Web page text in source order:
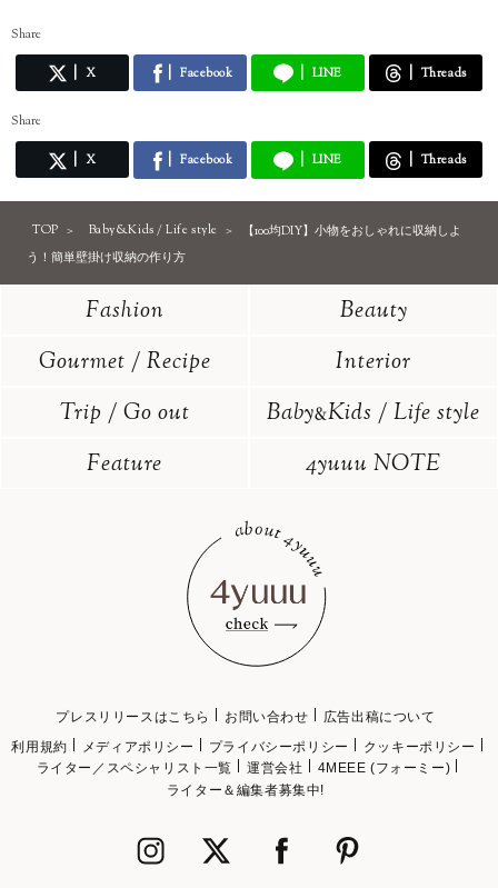
Share
X Facebook LINE Threads
Share
X Facebook LINE Threads
TOP Baby&Kids / Life style
【100均DIY】小物をおしゃれに収納しよ
う！簡単壁掛け収納の作り方
Fashion
Beauty
Gourmet / Recipe
Interior
Trip / Go out
Baby&Kids / Life style
Feature
4yuuu NOTE
プレスリリースはこちら お問い合わせ
広告出稿について
利用規約
メディアポリシー プライバシーポリシー
クッキーポリシー
ライター／スペシャリスト一覧
運営会社
4MEEE (フォーミー)
ライター＆編集者募集中!